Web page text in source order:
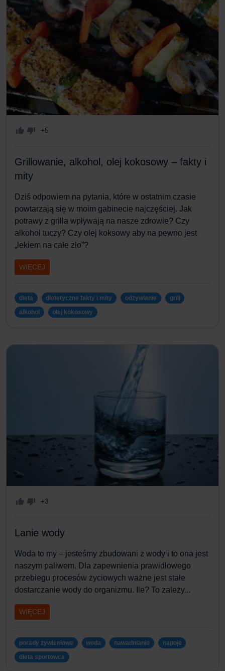
+5
Grillowanie, alkohol, olej kokosowy – fakty i
mity
Dziś odpowiem na pytania, które w ostatnim czasie
powtarzają się w moim gabinecie najczęściej. Jak
potrawy z grilla wpływają na nasze zdrowie? Czy
alkohol tuczy? Czy olej koksowy aby na pewno jest
„lekiem na całe zło”?
WIĘCEJ
dieta dietetyczne fakty i mity odżywianie grill
alkohol olej kokosowy
+3
Lanie wody
Woda to my – jesteśmy zbudowani z wody i to ona jest
naszym paliwem. Dla zapewnienia prawidłowego
przebiegu procesów życiowych ważne jest stałe
dostarczanie wody do organizmu. Ile? To zależy...
WIĘCEJ
porady żywieniowe woda nawadnianie napoje
dieta sportowca